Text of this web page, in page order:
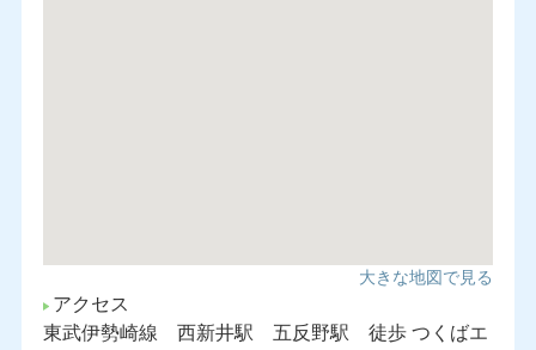
大きな地図で見る
アクセス
東武伊勢崎線 西新井駅 五反野駅 徒歩 つくばエ